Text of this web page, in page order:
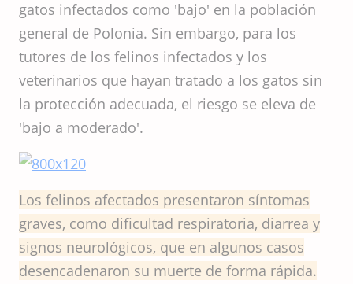
gatos infectados como 'bajo' en la población
general de Polonia. Sin embargo, para los
tutores de los felinos infectados y los
veterinarios que hayan tratado a los gatos sin
la protección adecuada, el riesgo se eleva de
'bajo a moderado'.
Los felinos afectados presentaron síntomas
graves, como dificultad respiratoria, diarrea y
signos neurológicos, que en algunos casos
desencadenaron su muerte de forma rápida.